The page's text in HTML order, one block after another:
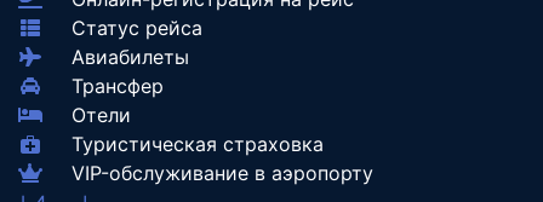
Статус рейса
Авиабилеты
Трансфер
Отели
Туристическая страховка
VIP-обслуживание в аэропорту